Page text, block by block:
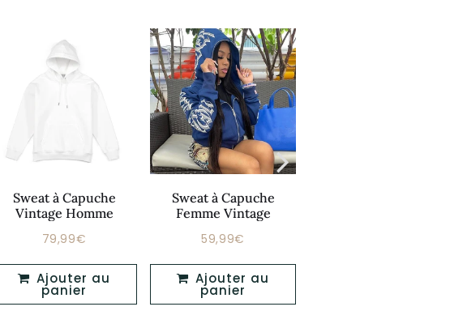
Sweat à Capuche
Vintage Homme
Prix
79,99€
panier
Sweat à Capuche
Femme Vintage
Prix
59,99€
panier